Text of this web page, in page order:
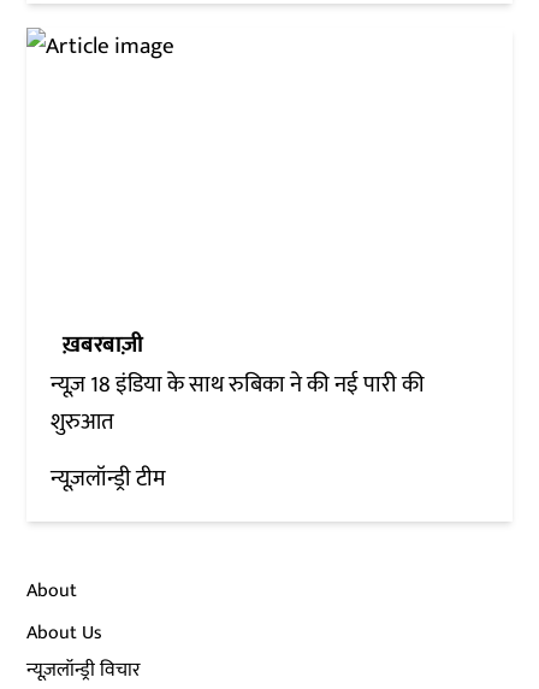
ख़बरबाज़ी
न्यूज़ 18 इंडिया के साथ रुबिका ने की नई पारी की
शुरुआत
न्यूज़लॉन्ड्री टीम
About
About Us
न्यूज़लॉन्ड्री विचार